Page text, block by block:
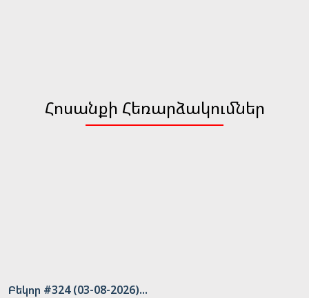
Հոսանքի Հեռարձակումներ
Բեկոր #324 (03-08-2026)...